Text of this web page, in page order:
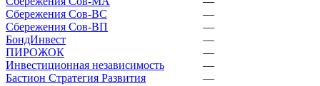
Сбережения Сов-ВС
—
Сбережения Сов-ВП
—
БондИнвест
—
ПИРОЖОК
—
Инвестиционная независимость
—
Бастион Стратегия Развития
—